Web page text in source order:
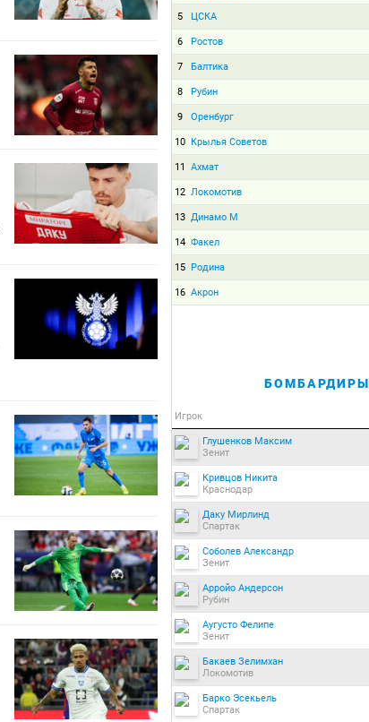
5 ЦСКА
6 Ростов
7 Балтика
8 Рубин
9 Оренбург
10 Крылья Советов
11 Ахмат
12 Локомотив
13 Динамо М
14 Факел
15 Родина
16 Акрон
БОМБАРДИРЫ
Игрок
Глушенков Максим
Зенит
Кривцов Никита
Краснодар
Даку Мирлинд
Спартак
Соболев Александр
Зенит
Арройо Андерсон
Рубин
Аугусто Фелипе
Зенит
Бакаев Зелимхан
Локомотив
Барко Эсекьель
Спартак